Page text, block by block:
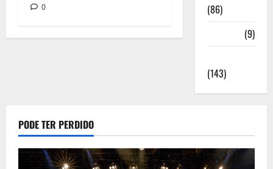
0
(86)
(9)
(143)
PODE TER PERDIDO